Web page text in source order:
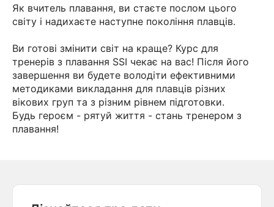
Як вчитель плавання, ви стаєте послом цього
світу і надихаєте наступне покоління плавців.
Ви готові змінити світ на краще? Курс для
тренерів з плавання SSI чекає на вас! Після його
завершення ви будете володіти ефективними
методиками викладання для плавців різних
вікових груп та з різним рівнем підготовки.
Будь героєм - рятуй життя - стань тренером з
плавання!